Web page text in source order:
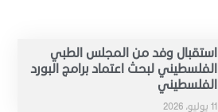
استقبال وفد من المجلس الطبي
الفلسطيني لبحث اعتماد برامج البورد
الفلسطيني
11 يوليو، 2026